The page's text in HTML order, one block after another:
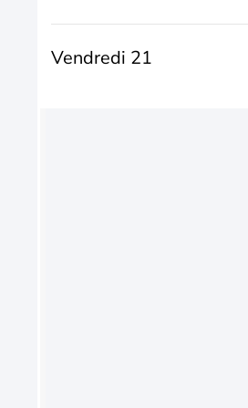
Vendredi 21